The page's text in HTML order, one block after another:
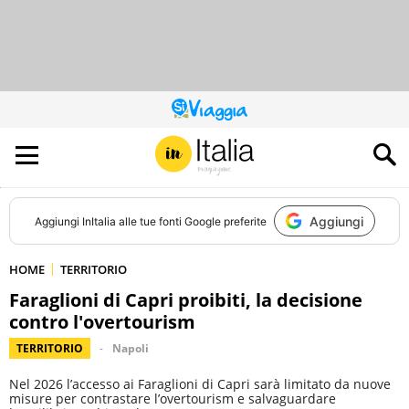
QUESTO
SITO
CONTRIBUISCE
ALL’AUDIENCE
DI
Aggiungi InItalia alle tue fonti Google preferite Aggiungi
HOME TERRITORIO
Faraglioni di Capri proibiti, la decisione
contro l'overtourism
TERRITORIO Napoli
Nel 2026 l’accesso ai Faraglioni di Capri sarà limitato da nuove
misure per contrastare l’overtourism e salvaguardare